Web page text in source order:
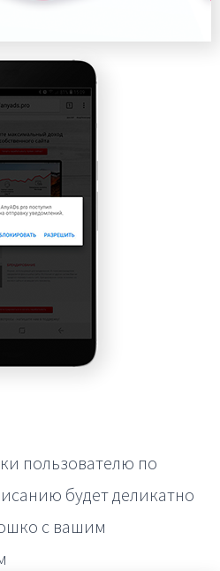
пользователю по
будет деликатно
с вашим